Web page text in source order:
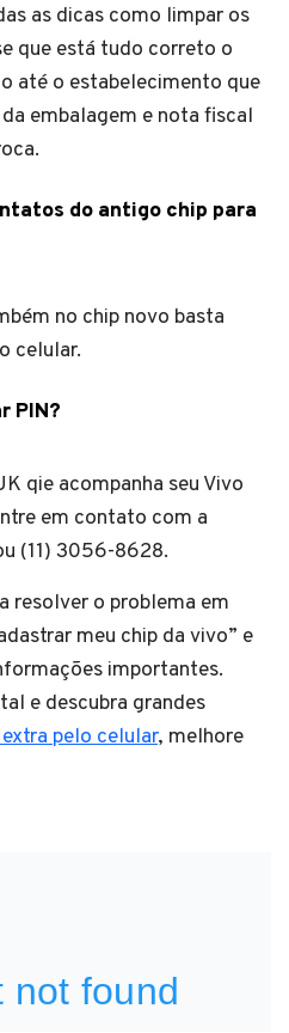
as dicas como limpar os
que está tudo correto o
até o estabelecimento que
embalagem e nota fiscal
do antigo chip para
no chip novo basta
celular.
PIN?
qie acompanha seu Vivo
em contato com a
(11) 3056-8628.
resolver o problema em
meu chip da vivo” e
importantes.
e descubra grandes
pelo celular, melhore